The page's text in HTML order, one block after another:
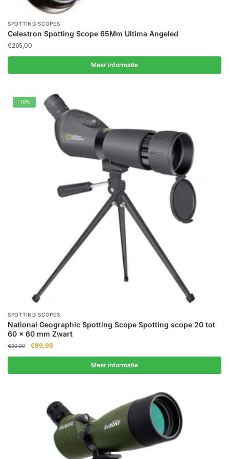
SPOTTING SCOPES
Celestron Spotting Scope 65Mm Ultima Angeled
€265,00
Meer informatie
-10%
SPOTTING SCOPES
National Geographic Spotting Scope Spotting scope 20 tot
60 x 60 mm Zwart
€99,99
Oorspronkelijke
€99,99.
€89,99
€89,99.
Meer informatie